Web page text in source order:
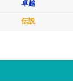
卓越
伝説